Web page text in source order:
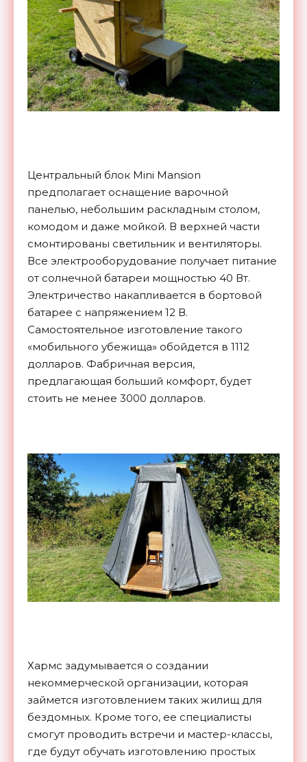
Центральный блок Mini Mansion
предполагает оснащение варочной
панелью, небольшим раскладным столом,
комодом и даже мойкой. В верхней части
смонтированы светильник и вентиляторы.
Все электрооборудование получает питание
от солнечной батареи мощностью 40 Вт.
Электричество накапливается в бортовой
батарее с напряжением 12 В.
Самостоятельное изготовление такого
«мобильного убежища» обойдется в 1112
долларов. Фабричная версия,
предлагающая больший комфорт, будет
стоить не менее 3000 долларов.
Хармс задумывается о создании
некоммерческой организации, которая
займется изготовлением таких жилищ для
бездомных. Кроме того, ее специалисты
смогут проводить встречи и мастер-классы,
где будут обучать изготовлению простых